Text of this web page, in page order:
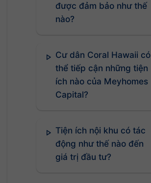
được đảm bảo như thế
nào?
Cư dân Coral Hawaii có
thể tiếp cận những tiện
ích nào của Meyhomes
Capital?
Tiện ích nội khu có tác
động như thế nào đến
giá trị đầu tư?